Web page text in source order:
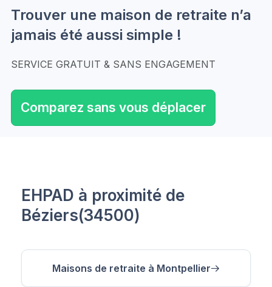
Trouver une maison de retraite n’a
jamais été aussi simple !
SERVICE GRATUIT & SANS ENGAGEMENT
Comparez sans vous déplacer
EHPAD à proximité de
Béziers(34500)
Maisons de retraite à Montpellier